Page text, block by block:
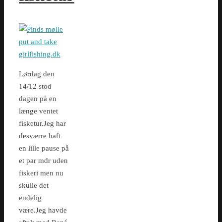
Lørdag den
14/12 stod
dagen på en
længe ventet
fisketur.Jeg har
desværre haft
en lille pause på
et par mdr uden
fiskeri men nu
skulle det
endelig
være.Jeg havde